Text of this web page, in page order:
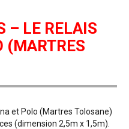
– LE RELAIS
(MARTRES
et Polo (Martres Tolosane)
(dimension 2,5m x 1,5m).